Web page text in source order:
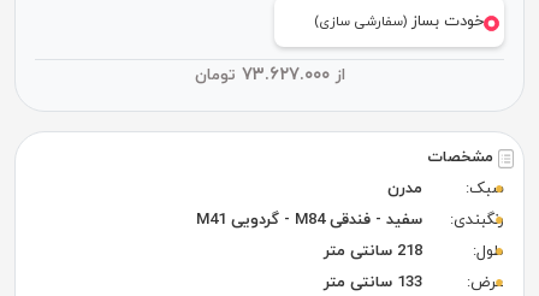
مشخصات
سبک:
مدرن
رنگبندی:
سفید - فندقی M84 - گردویی M41
طول:
218 سانتی متر
عرض:
133 سانتی متر
خودت بساز(سفارشی سازی)
از ۷۳.۶۲۷.۰۰۰ تومان